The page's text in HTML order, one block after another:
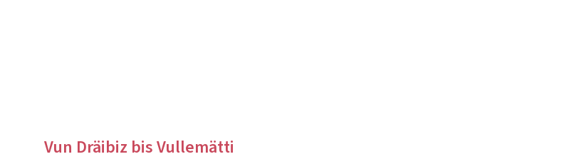
Vun Dräibiz bis Vullemätti